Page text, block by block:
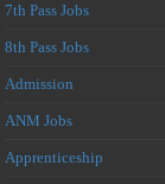
7th Pass Jobs
8th Pass Jobs
Admission
ANM Jobs
Apprenticeship